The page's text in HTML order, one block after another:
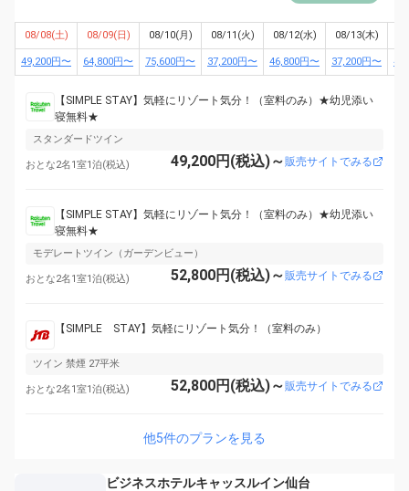
08/08(土) 08/09(日) 08/10(月) 08/11(火) 08/12(水) 08/13(木)
49,200円〜 64,800円〜 75,600円〜 37,200円〜 46,800円〜 37,200円〜
【SIMPLE STAY】気軽にリゾート気分！（室料のみ）★幼児添い
寝無料★
スタンダードツイン
おとな2名1室1泊(税込) 49,200円(税込)～販売サイトでみる
【SIMPLE STAY】気軽にリゾート気分！（室料のみ）★幼児添い
寝無料★
モデレートツイン（ガーデンビュー）
おとな2名1室1泊(税込) 52,800円(税込)～販売サイトでみる
【SIMPLE STAY】気軽にリゾート気分！（室料のみ）
ツイン 禁煙 27平米
おとな2名1室1泊(税込) 52,800円(税込)～販売サイトでみる
他5件のプランを見る
ビジネスホテルキャッスルイン仙台